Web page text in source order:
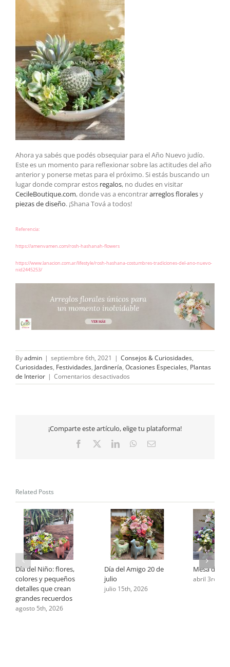
Ahora ya sabés que podés obsequiar para el Año Nuevo judío.
Este es un momento para reflexionar sobre las actitudes del año
anterior y ponerse metas para el próximo. Si estás buscando un
lugar donde comprar estos regalos, no dudes en visitar
CecileBoutique.com, donde vas a encontrararreglos floralesy
piezas de diseño. ¡Shana Tová a todos!
Referencia:
https://amenvamen.com/rosh-hashanah-flowers
https://www.lanacion.com.ar/lifestyle/rosh-hashana-costumbres-tradiciones-del-ano-nuevo-
nid2445253/
Byadmin | septiembre 6th, 2021 | Consejos & Curiosidades,
Curiosidades, Festividades, Jardinería, Ocasiones Especiales, Plantas
de Interior | Comentarios desactivados
¿Por
Rosh
Hashaná?
¡Comparte este artículo, elige tu plataforma!
Facebook LinkedInWhatsApp
Email
Related Posts
Día del Niño: flores,
colores y pequeños
detalles que crean
grandes recuerdos
agosto 5th, 2026
Día del Amigo 20 de
julio
julio 15th, 2026
Mesa de
abril 3rd,